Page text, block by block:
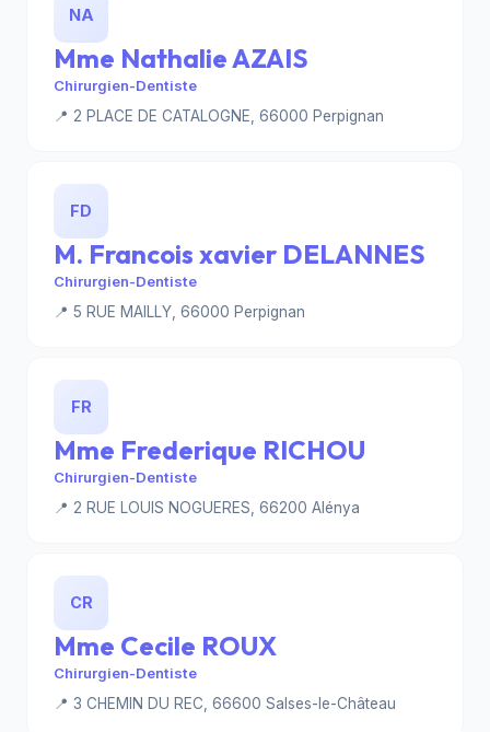
NA
Mme Nathalie AZAIS
Chirurgien-Dentiste
📍 2 PLACE DE CATALOGNE, 66000 Perpignan
FD
M. Francois xavier DELANNES
Chirurgien-Dentiste
📍 5 RUE MAILLY, 66000 Perpignan
FR
Mme Frederique RICHOU
Chirurgien-Dentiste
📍 2 RUE LOUIS NOGUERES, 66200 Alénya
CR
Mme Cecile ROUX
Chirurgien-Dentiste
📍 3 CHEMIN DU REC, 66600 Salses-le-Château